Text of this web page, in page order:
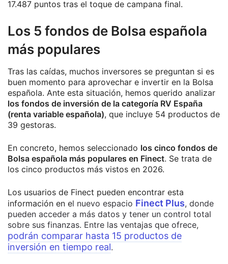
17.487 puntos tras el toque de campana final.
Los 5 fondos de Bolsa española
más populares
Tras las caídas, muchos inversores se preguntan si es
buen momento para aprovechar e invertir en la Bolsa
española. Ante esta situación, hemos querido analizar
los fondos de inversión de la categoría RV España
(renta variable española), que incluye 54 productos de
39 gestoras.
En concreto, hemos seleccionado los cinco fondos de
Bolsa española más populares en Finect. Se trata de
los cinco productos más vistos en 2026.
Los usuarios de Finect pueden encontrar esta
información en el nuevo espacio Finect Plus, donde
pueden acceder a más datos y tener un control total
sobre sus finanzas. Entre las ventajas que ofrece,
podrán comparar hasta 15 productos de
inversión en tiempo real.